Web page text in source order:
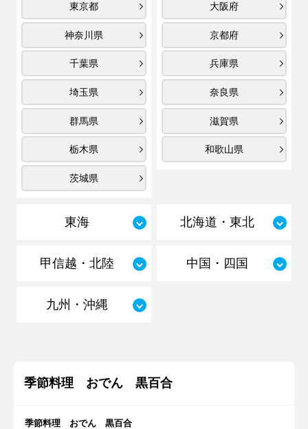
東京都
神奈川県
千葉県
埼玉県
群馬県
栃木県
茨城県
大阪府
京都府
兵庫県
奈良県
滋賀県
和歌山県
東海 北海道・東北
甲信越・北陸 中国・四国
九州・沖縄
季節料理 おでん 黒百合
季節料理 おでん 黒百合